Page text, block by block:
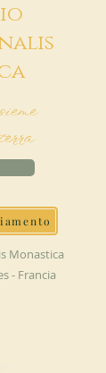
Monastica
- Francia